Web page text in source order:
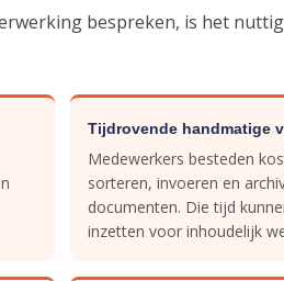
bespreken, is het
Tijdrovende handmatige
Medewerkers besteden
sorteren, invoeren en
documenten. Die tijd
inzetten voor inhoudelijk